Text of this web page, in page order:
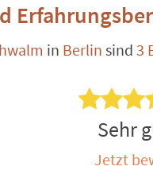
in Berlin sind 3
Sehr
Jetzt